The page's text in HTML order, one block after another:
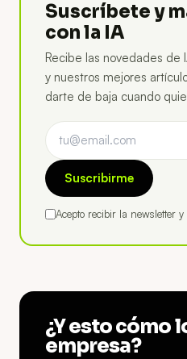
Suscríbete y
con la IA
Recibe las novedades de
y nuestros mejores
darte de baja cuando
Suscribirme
Acepto recibir la newsletter y
¿Y esto cómo
empresa?